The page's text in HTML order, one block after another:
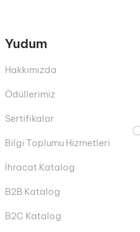
Yudum
Hakkımızda
Ödüllerimiz
Sertifikalar
Bilgi Toplumu Hizmetleri
İhracat Katalog
B2B Katalog
B2C Katalog